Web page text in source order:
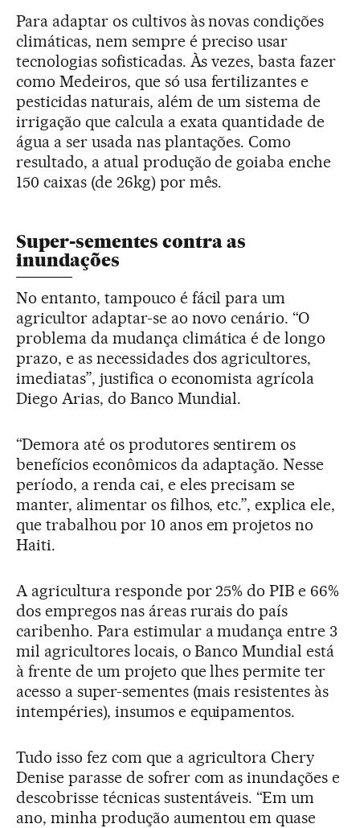
Para adaptar os cultivos às novas condições
climáticas, nem sempre é preciso usar
tecnologias sofisticadas. Às vezes, basta fazer
como Medeiros, que só usa fertilizantes e
pesticidas naturais, além de um sistema de
irrigação que calcula a exata quantidade de
água a ser usada nas plantações. Como
resultado, a atual produção de goiaba enche
150 caixas (de 26kg) por mês.
Super-sementes contra as
inundações
No entanto, tampouco é fácil para um
agricultor adaptar-se ao novo cenário. “O
problema da mudança climática é de longo
prazo, e as necessidades dos agricultores,
imediatas”, justifica o economista agrícola
Diego Arias, do Banco Mundial.
“Demora até os produtores sentirem os
benefícios econômicos da adaptação. Nesse
período, a renda cai, e eles precisam se
manter, alimentar os filhos, etc.”, explica ele,
que trabalhou por 10 anos em projetos no
Haiti.
A agricultura responde por 25% do PIB e 66%
dos empregos nas áreas rurais do país
caribenho. Para estimular a mudança entre 3
mil agricultores locais, o Banco Mundial está
à frente de um projeto que lhes permite ter
acesso a super-sementes (mais resistentes às
intempéries), insumos e equipamentos.
Tudo isso fez com que a agricultora Chery
Denise parasse de sofrer com as inundações e
descobrisse técnicas sustentáveis. “Em um
ano, minha produção aumentou em quase